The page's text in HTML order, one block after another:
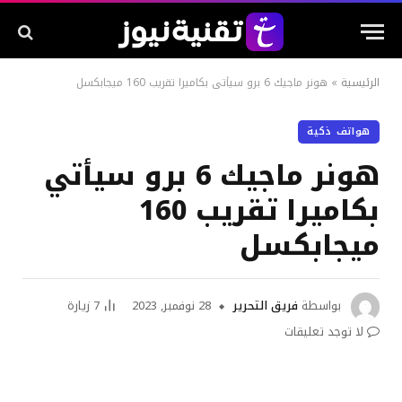
الرئيسية » هونر ماجيك 6 برو سيأتي بكاميرا تقريب 160 ميجابكسل
هواتف ذكية
هونر ماجيك 6 برو سيأتي
بكاميرا تقريب 160
ميجابكسل
بواسطة فريق التحرير 28 نوفمبر, 2023 7 زيارة
لا توجد تعليقات